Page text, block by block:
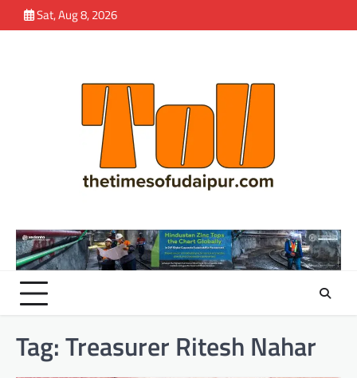
to
Sat, Aug 8, 2026
Tag:Treasurer Ritesh Nahar